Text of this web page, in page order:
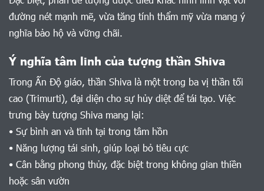
đường nét mạnh mẽ, vừa tăng tính thẩm mỹ vừa mang ý
nghĩa bảo hộ và vững chãi.
Ý nghĩa tâm linh của tượng thần Shiva
Trong Ấn Độ giáo, thần Shiva là một trong ba vị thần tối
cao (Trimurti), đại diện cho sự hủy diệt để tái tạo. Việc
trưng bày tượng Shiva mang lại:
• Sự bình an và tĩnh tại trong tâm hồn
• Năng lượng tái sinh, giúp loại bỏ tiêu cực
• Cân bằng phong thủy, đặc biệt trong không gian thiền
hoặc sân vườn